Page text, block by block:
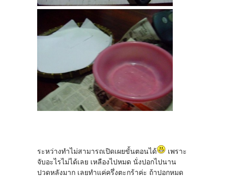
ระหว่างทำไม่สามารถเปิดเผยขั้นตอนได้
เพราะ
จับอะไรไม่ได้เลย เหลืองไปหมด นั่งปอกไปนาน
ปวดหลังมาก เลยทำแค่ครึ่งตะกร้าค่ะ ถ้าปอกหมด